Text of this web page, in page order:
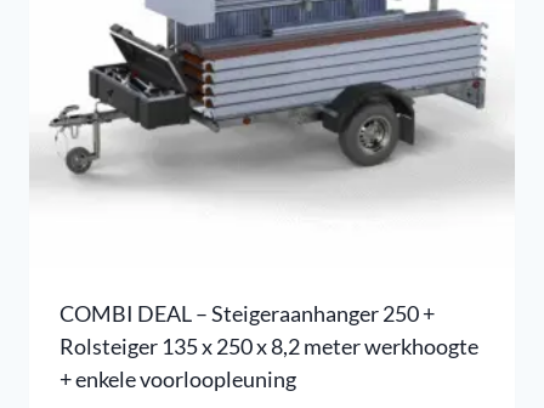
COMBI DEAL – Steigeraanhanger 250 +
Rolsteiger 135 x 250 x 8,2 meter werkhoogte
+ enkele voorloopleuning